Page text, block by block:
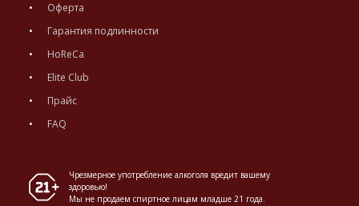
Оферта
Гарантия подлинности
HoReCa
Elite Club
Прайс
FAQ
Чрезмерное употребление алкоголя вредит вашему
здоровью!
Мы не продаем спиртное лицам младше 21 года.